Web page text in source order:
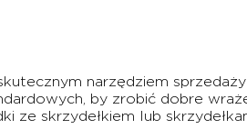
skutecznym narzędziem
by zrobić dobre
ze skrzydełkiem lub